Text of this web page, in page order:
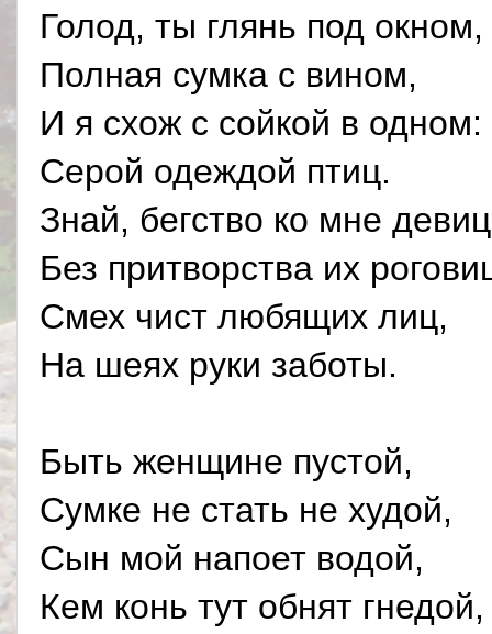
Голод, ты глянь под окном,
Полная сумка с вином,
И я схож с сойкой в одном:
Серой одеждой птиц.
Знай, бегство ко мне девиц
Без притворства их
Смех чист любящих лиц,
На шеях руки заботы.
Быть женщине пустой,
Сумке не стать не худой,
Сын мой напоет водой,
Кем конь тут обнят гнедой,